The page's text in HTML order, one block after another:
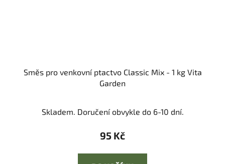
Směs pro venkovní ptactvo Classic Mix - 1 kg Vita
Garden
Skladem. Doručení obvykle do 6-10 dní.
95 Kč